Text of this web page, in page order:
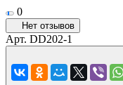
0
Нет отзывов
Арт. DD202-1